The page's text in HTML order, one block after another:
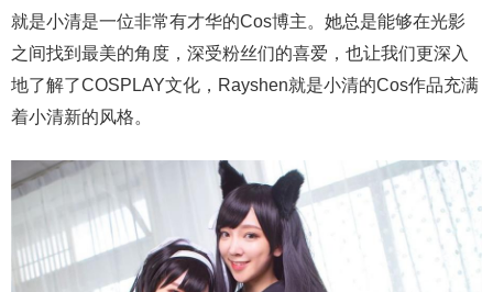
就是小清是一位非常有才华的Cos博主。她总是能够在光影
之间找到最美的角度，深受粉丝们的喜爱，也让我们更深入
地了解了COSPLAY文化，Rayshen就是小清的Cos作品充满
着小清新的风格。